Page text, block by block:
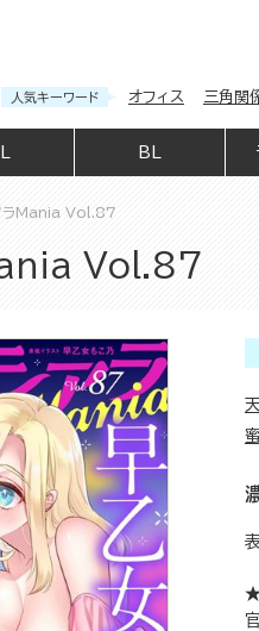
人気キーワード オフィス 三角関
BL
ラMania Vol.87
Vol.87
★